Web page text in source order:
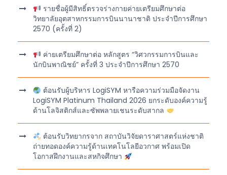
รายชื่อผู้มีสิทธิ์ตรวจร่างกายค่ายเตรียมศึกษาต่อ
วิทยาลัยอุตสาหกรรมการบินนานาชาติ ประจำปีการศึกษา
2570 (ครั้งที่ 2)
ค่ายเตรียมศึกษาต่อ หลักสูตร “วิศวกรรมการบินและ
นักบินพาณิชย์” ครั้งที่ 3 ประจำปีการศึกษา 2570
ต้อนรับผู้บริหาร LogiSYM หารือความร่วมมือจัดงาน
LogiSYM Platinum Thailand 2026 ยกระดับองค์ความรู้
ด้านโลจิสติกส์และซัพพลายเชนระดับสากล
ต้อนรับวิทยากรจาก สถาบันวิจัยดาราศาสตร์แห่งชาติ
ถ่ายทอดองค์ความรู้ด้านเทคโนโลยีอวกาศ พร้อมเปิด
โอกาสฝึกงานและสหกิจศึกษา